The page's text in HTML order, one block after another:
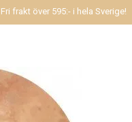
Fri frakt över 595:- i hela Sverige!